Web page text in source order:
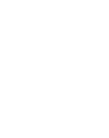
แตกต่างอย่างตั้
ดิน กับทีมงาน
ช่วยคุณขายบ้านม